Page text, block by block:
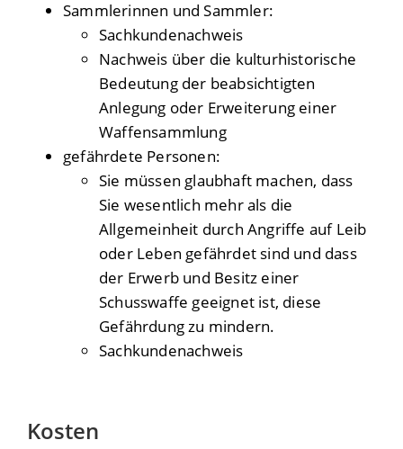
Sammlerinnen und Sammler:
Sachkundenachweis
Nachweis über die kulturhistorische
Bedeutung der beabsichtigten
Anlegung oder Erweiterung einer
Waffensammlung
gefährdete Personen:
Sie müssen glaubhaft machen, dass
Sie wesentlich mehr als die
Allgemeinheit durch Angriffe auf Leib
oder Leben gefährdet sind und dass
der Erwerb und Besitz einer
Schusswaffe geeignet ist, diese
Gefährdung zu mindern.
Sachkundenachweis
Kosten